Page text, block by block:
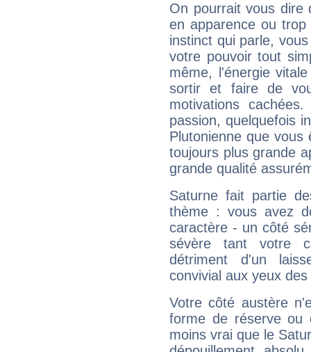
On pourrait vous dire
en apparence ou
instinct qui parle,
votre pouvoir tout
même, l'énergie
sortir et faire de
motivations
passion, quelquefois
Plutonienne que
toujours plus grande
grande qualité
Saturne fait partie
thème : vous avez
caractère - un côté
sévère tant votre
détriment d'un
convivial aux yeux
Votre côté austère
forme de réserve
moins vrai que le